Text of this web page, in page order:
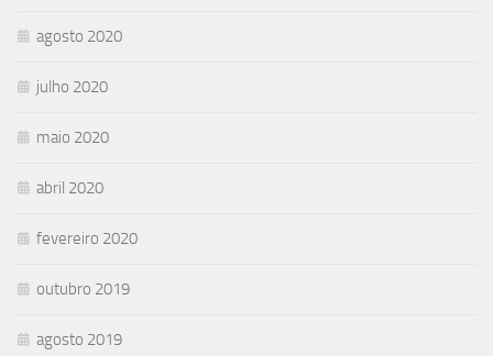
agosto 2020
julho 2020
maio 2020
abril 2020
fevereiro 2020
outubro 2019
agosto 2019